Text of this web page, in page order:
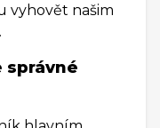
vyhovět našim
správné